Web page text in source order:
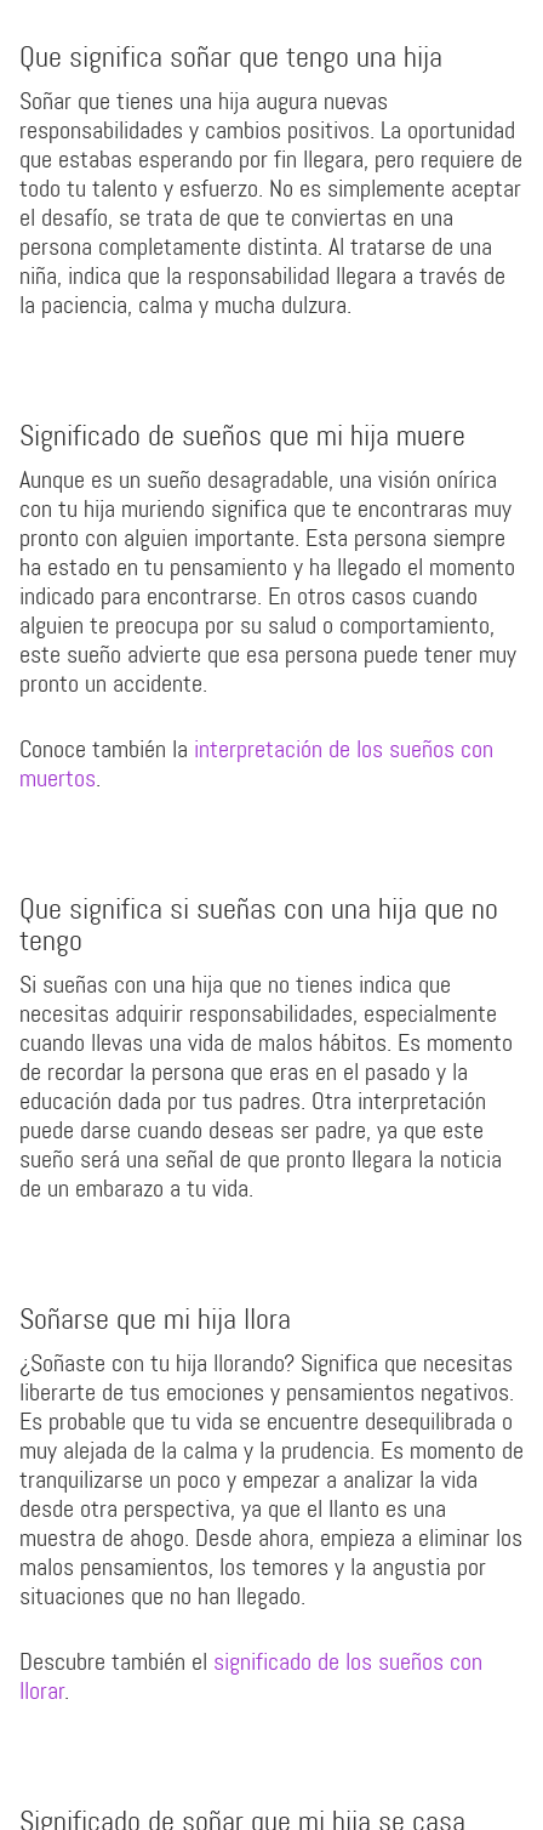
Que significa soñar que tengo una hija
Soñar que tienes una hija augura nuevas
responsabilidades y cambios positivos. La oportunidad
que estabas esperando por fin llegara, pero requiere de
todo tu talento y esfuerzo. No es simplemente aceptar
el desafío, se trata de que te conviertas en una
persona completamente distinta. Al tratarse de una
niña, indica que la responsabilidad llegara a través de
la paciencia, calma y mucha dulzura.
Significado de sueños que mi hija muere
Aunque es un sueño desagradable, una visión onírica
con tu hija muriendo significa que te encontraras muy
pronto con alguien importante. Esta persona siempre
ha estado en tu pensamiento y ha llegado el momento
indicado para encontrarse. En otros casos cuando
alguien te preocupa por su salud o comportamiento,
este sueño advierte que esa persona puede tener muy
pronto un accidente.
Conoce también la interpretación de los sueños con
muertos.
Que significa si sueñas con una hija que no
tengo
Si sueñas con una hija que no tienes indica que
necesitas adquirir responsabilidades, especialmente
cuando llevas una vida de malos hábitos. Es momento
de recordar la persona que eras en el pasado y la
educación dada por tus padres. Otra interpretación
puede darse cuando deseas ser padre, ya que este
sueño será una señal de que pronto llegara la noticia
de un embarazo a tu vida.
Soñarse que mi hija llora
¿Soñaste con tu hija llorando? Significa que necesitas
liberarte de tus emociones y pensamientos negativos.
Es probable que tu vida se encuentre desequilibrada o
muy alejada de la calma y la prudencia. Es momento de
tranquilizarse un poco y empezar a analizar la vida
desde otra perspectiva, ya que el llanto es una
muestra de ahogo. Desde ahora, empieza a eliminar los
malos pensamientos, los temores y la angustia por
situaciones que no han llegado.
Descubre también el significado de los sueños con
llorar.
Significado de soñar que mi hija se casa